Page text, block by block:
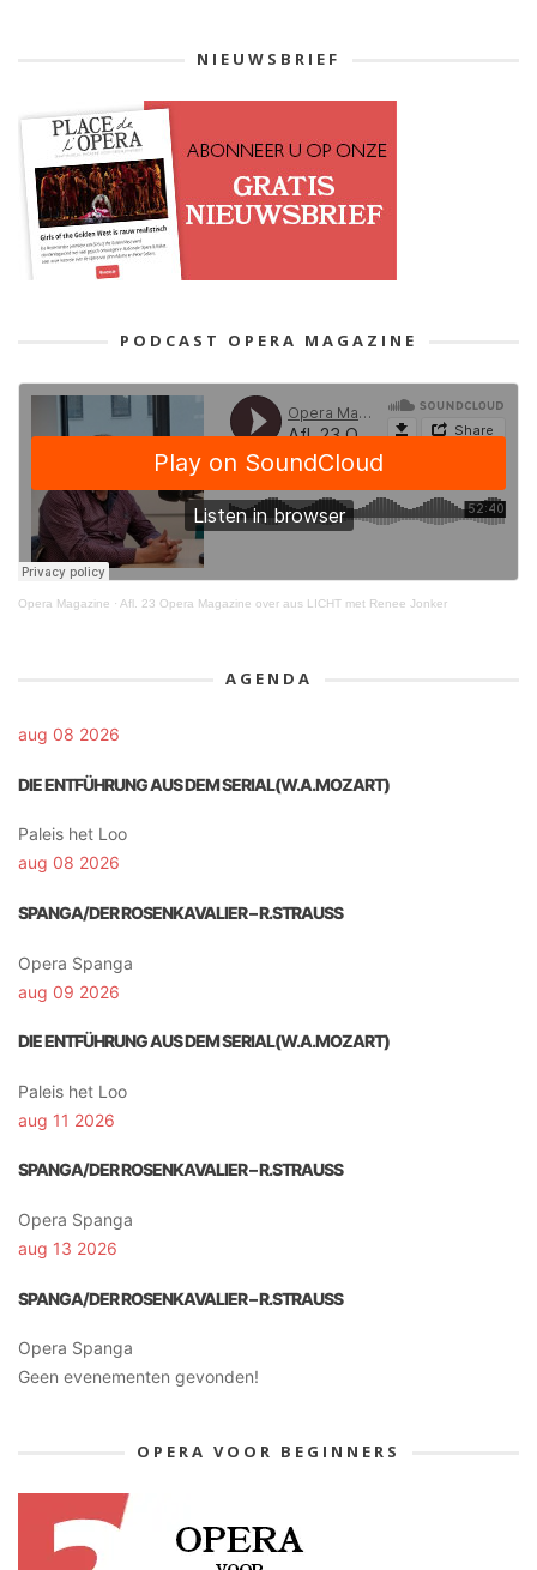
NIEUWSBRIEF
PODCAST OPERA MAGAZINE
Opera Magazine · Afl. 23 Opera Magazine over aus LICHT met Renee Jonker
AGENDA
aug 08 2026
DIE ENTFÜHRUNG AUS DEM SERIAL(W.A.MOZART)
Paleis het Loo
aug 08 2026
SPANGA/DER ROSENKAVALIER – R.STRAUSS
Opera Spanga
aug 09 2026
DIE ENTFÜHRUNG AUS DEM SERIAL(W.A.MOZART)
Paleis het Loo
aug 11 2026
SPANGA/DER ROSENKAVALIER – R.STRAUSS
Opera Spanga
aug 13 2026
SPANGA/DER ROSENKAVALIER – R.STRAUSS
Opera Spanga
Geen evenementen gevonden!
OPERA VOOR BEGINNERS